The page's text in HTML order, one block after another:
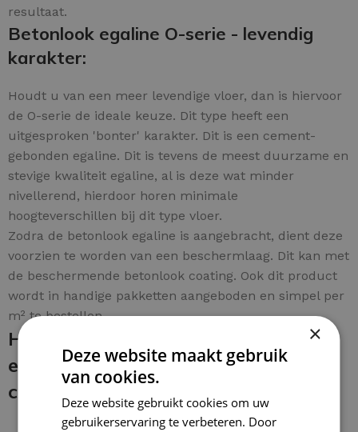
resultaat.
Betonlook egaline O-serie - levendig
karakter:
Houdt u van een meer levendige vloer, dan is hiervoor
de O-serie de ideale keuze. Dit type heeft een
uitgesproken 'bonter' karakter. Dit is een cement-
gebonden egaline. Dit is tevens de meest duurzame en
stevige kwaliteit egaline, al is deze wat minder
nivellerend, hierdoor horen minimale
hoogteverschillen bij dit type vloer.
Zodra de betonlook egaline is aangebracht, dient deze
voorzien te worden van een beschermlaag. Dit kan met
de beschermende betonlook coating. Ook dit product
wordt in handige pakketten aangeboden en simpel per
m² te bestellen.
Het aanbrengen van de betonlook
egaline en de beschermende
coating:
×
Deze website maakt gebruik
van cookies.
Deze website gebruikt cookies om uw
gebruikerservaring te verbeteren. Door